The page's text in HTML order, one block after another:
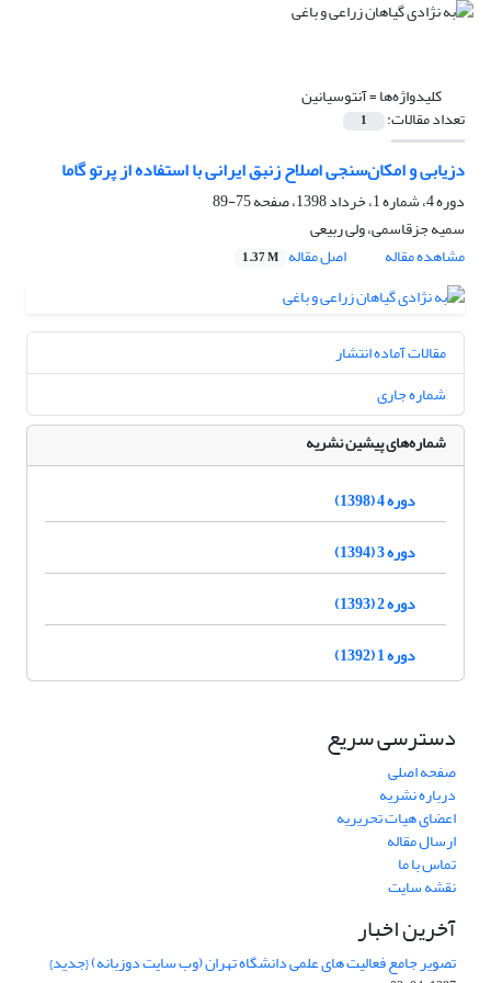
کلیدواژه‌ها =آنتوسیانین
تعداد مقالات: 1
دزیابی و امکان‌سنجی اصلاح زنبق ایرانی با استفاده از پرتو گاما
دوره 4، شماره 1، خرداد 1398، صفحه
75-89
سمیه جزقاسمی، ولی ربیعی
مشاهده مقاله
اصل مقاله 1.37 M
مقالات آماده انتشار
شماره جاری
شماره‌های پیشین نشریه
دوره 4 (1398)
دوره 3 (1394)
دوره 2 (1393)
دوره 1 (1392)
دسترسی سریع
صفحه اصلی
درباره نشریه
اعضای هیات تحریریه
ارسال مقاله
تماس با ما
نقشه سایت
آخرین اخبار
تصویر جامع فعالیت های علمی دانشگاه تهران (وب سایت دوزبانه) {جدید}